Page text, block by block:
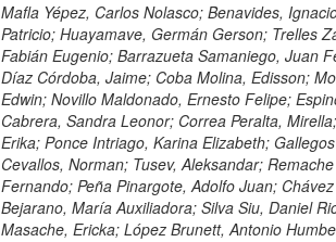
Mafla Yépez, Carlos Nolasco; Benavides,
Patricio; Huayamave, Germán Gerson; Trelles
Fabián Eugenio; Barrazueta Samaniego, Juan
Díaz Córdoba, Jaime; Coba Molina, Edisson;
Edwin; Novillo Maldonado, Ernesto Felipe;
Cabrera, Sandra Leonor; Correa Peralta,
Erika; Ponce Intriago, Karina Elizabeth;
Cevallos, Norman; Tusev, Aleksandar;
Fernando; Peña Pinargote, Adolfo Juan;
Bejarano, María Auxiliadora; Silva Siu, Daniel
Masache, Ericka; López Brunett, Antonio